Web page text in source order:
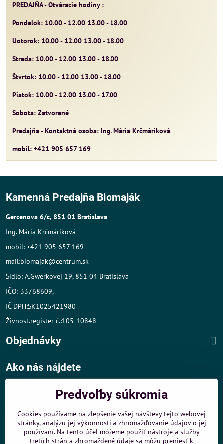
PREDAJŇA - Otváracie hodiny :
Pondelok: 10.00 - 12.00 13.00 - 18.00
Uotorok: 10.00 - 12.00 13.00 - 18.00
Streda: 10.00 - 12.00 13.00 - 18.00
Štvrtok: 10.00 - 12.00 13.00 - 18.00
Piatok: 10.00 - 12.00 13.00 - 17.00
Sobota: Zatvorené
Predajňa - Kontaktná osoba: Ing. Mária Krčmáriková
mobil: +421 905 657 169
Kamenná Predajňa Biomaják
Gercenova 6/c, 851 01 Bratislava
Ing. Mária Krčmáriková
mobil: +421 905 657 169
mail:biomajak@centrum.sk
Sídlo: A.Gwerkovej 19, 851 04 Bratislava
IČO: 33768609,
IČ DPH:SK1025421980
Živnost.register č.:105-10848
Objednávky
Ako nás nájdete
- v tesnej blízkosti diaľničného obchvatu
- dobré parkovacie možnosti 40 m od predajne
MHD:
- 200 m od zastávky MHD Záporožská - autobusy č. 80 a 88
Predvoľby súkromia
Cookies používame na zlepšenie vašej návštevy tejto webovej
stránky, analýzu jej výkonnosti a zhromažďovanie údajov o jej
používaní. Na tento účel môžeme použiť nástroje a služby
tretích strán a zhromaždené údaje sa môžu preniesť k